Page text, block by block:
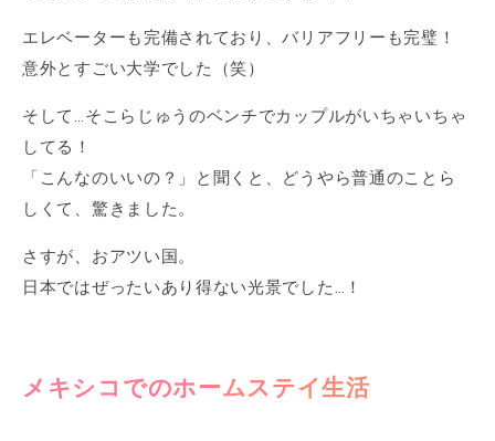
エレベーターも完備されており、バリアフリーも完璧！
意外とすごい大学でした（笑）
そして…そこらじゅうのベンチでカップルがいちゃいちゃ
してる！
「こんなのいいの？」と聞くと、どうやら普通のことら
しくて、驚きました。
さすが、おアツい国。
日本ではぜったいあり得ない光景でした…！
メキシコでのホームステイ生活